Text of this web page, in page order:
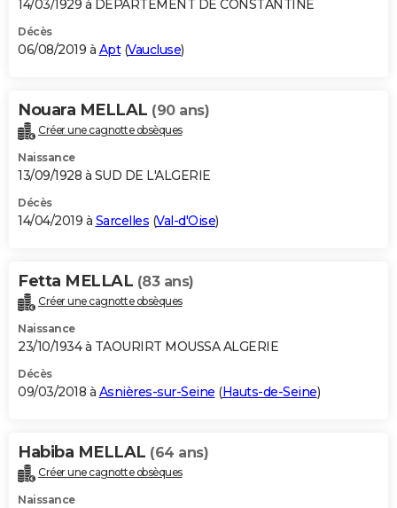
14/03/1929 à DEPARTEMENT DE CONSTANTINE
Décès
06/08/2019 à Apt(Vaucluse)
Nouara MELLAL (90 ans)
Créer une cagnotte obsèques
Naissance
13/09/1928 à SUD DE L'ALGERIE
Décès
14/04/2019 à Sarcelles (Val-d'Oise)
Fetta MELLAL (83 ans)
Créer une cagnotte obsèques
Naissance
23/10/1934 à TAOURIRT MOUSSA ALGERIE
Décès
09/03/2018 à Asnières-sur-Seine (Hauts-de-Seine)
Habiba MELLAL (64 ans)
Créer une cagnotte obsèques
Naissance